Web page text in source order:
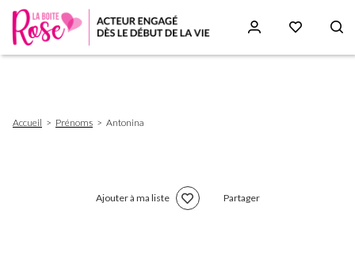
d'Ariane
Accueil Prénoms Antonina
Ajouter à ma liste Partager